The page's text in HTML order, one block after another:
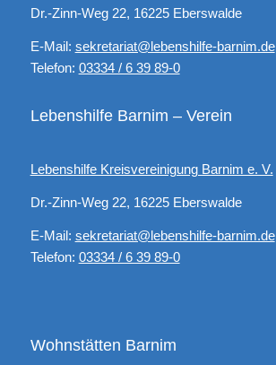
Dr.-Zinn-Weg 22, 16225 Eberswalde
E-Mail: sekretariat@lebenshilfe-barnim.de
Telefon: 03334 / 6 39 89-0
Lebenshilfe Barnim – Verein
Lebenshilfe Kreisvereinigung Barnim e. V.
Dr.-Zinn-Weg 22, 16225 Eberswalde
E-Mail: sekretariat@lebenshilfe-barnim.de
Telefon: 03334 / 6 39 89-0
Wohnstätten Barnim